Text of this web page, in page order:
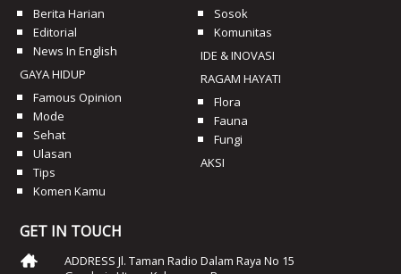
Berita Harian
Editorial
News In English
GAYA HIDUP
Famous Opinion
Mode
Sehat
Ulasan
Tips
Komen Kamu
Sosok
Komunitas
IDE & INOVASI
RAGAM HAYATI
Flora
Fauna
Fungi
AKSI
GET IN TOUCH
ADDRESS Jl. Taman Radio Dalam Raya No 15